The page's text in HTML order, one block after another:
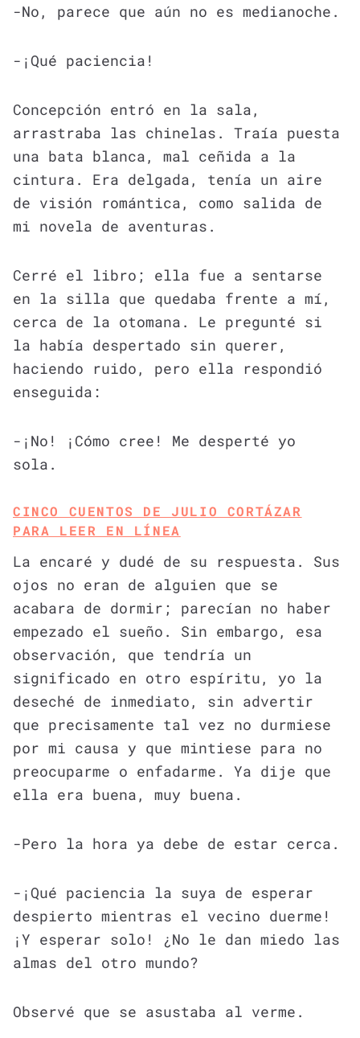
-No, parece que aún no es medianoche.
-¡Qué paciencia!
Concepción entró en la sala,
arrastraba las chinelas. Traía puesta
una bata blanca, mal ceñida a la
cintura. Era delgada, tenía un aire
de visión romántica, como salida de
mi novela de aventuras.
Cerré el libro; ella fue a sentarse
en la silla que quedaba frente a mí,
cerca de la otomana. Le pregunté si
la había despertado sin querer,
haciendo ruido, pero ella respondió
enseguida:
-¡No! ¡Cómo cree! Me desperté yo
sola.
CINCO CUENTOS DE JULIO CORTÁZAR
PARA LEER EN LÍNEA
La encaré y dudé de su respuesta. Sus
ojos no eran de alguien que se
acabara de dormir; parecían no haber
empezado el sueño. Sin embargo, esa
observación, que tendría un
significado en otro espíritu, yo la
deseché de inmediato, sin advertir
que precisamente tal vez no durmiese
por mi causa y que mintiese para no
preocuparme o enfadarme. Ya dije que
ella era buena, muy buena.
-Pero la hora ya debe de estar cerca.
-¡Qué paciencia la suya de esperar
despierto mientras el vecino duerme!
¡Y esperar solo! ¿No le dan miedo las
almas del otro mundo?
Observé que se asustaba al verme.